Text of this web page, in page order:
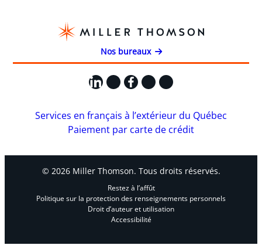
Nos bureaux
LinkedIn
X Facebook
Instagram
YouTube
Services en français à l’extérieur du Québec
Paiement par carte de crédit
© 2026 Miller Thomson. Tous droits réservés.
Restez à l’affût
Politique sur la protection des renseignements personnels
Droit d’auteur et utilisation
Accessibilité